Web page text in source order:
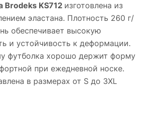
Brodeks KS712 изготовлена из
эластана. Плотность 260 г/
обеспечивает высокую
и устойчивость к деформации.
футболка хорошо держит форму
при ежедневной носке.
в размерах от S до 3XL